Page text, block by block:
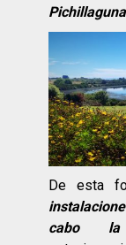
De esta
cabo